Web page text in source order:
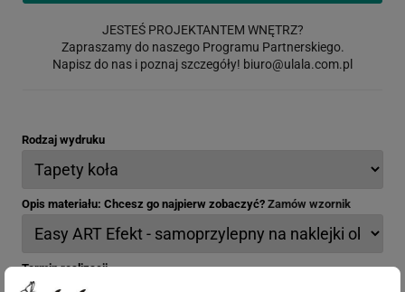
JESTEŚ PROJEKTANTEM WNĘTRZ?
Zapraszamy do naszego Programu Partnerskiego.
Napisz do nas i poznaj szczegóły! biuro@ulala.com.pl
Rodzaj wydruku
Opis materiału: Chcesz go najpierw zobaczyć? Zamów wzornik
Termin realizacji